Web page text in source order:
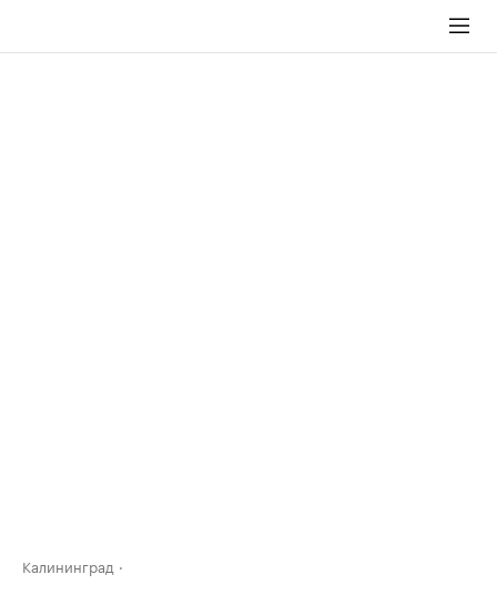
Калининград